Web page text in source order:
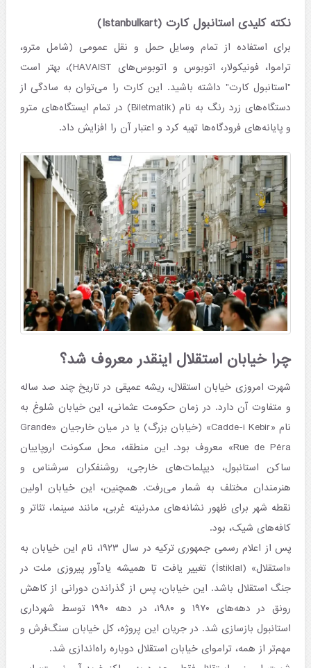
نکته کلیدی استانبول کارت (Istanbulkart)
برای استفاده از تمام وسایل حمل و نقل عمومی (شامل مترو،
تراموا، فونیکولار، اتوبوس و اتوبوس‌های HAVAIST)، بهتر است
"استانبول کارت" داشته باشید. این کارت را می‌توان به سادگی از
دستگاه‌های زرد رنگ به نام (Biletmatik) در تمام ایستگاه‌های مترو
و پایانه‌های فرودگاه‌ها تهیه کرد و اعتبار آن را افزایش داد.
چرا خیابان استقلال اینقدر معروف شد؟
شهرت امروزی خیابان استقلال، ریشه عمیقی در تاریخ چند صد ساله
و متفاوت آن دارد. در زمان حکومت عثمانی، این خیابان شلوغ به
نام «Cadde-i Kebir» (خیابان بزرگ) یا در میان خارجیان «Grande
Rue de Péra» معروف بود. این منطقه، محل سکونت اروپاییان
ساکن استانبول، دیپلمات‌های خارجی، روشنفکران سرشناس و
هنرمندان مختلف به شمار می‌رفت. همچنین، این خیابان اولین
نقطه شهر برای ظهور نشانه‌های مدرنیته غربی، مانند سینما، تئاتر و
کافه‌های شیک، بود.
پس از اعلام رسمی جمهوری ترکیه در سال ۱۹۲۳، نام این خیابان به
«استقلال» (İstiklal) تغییر یافت تا همیشه یادآور پیروزی ملت در
جنگ استقلال باشد. این خیابان، پس از گذراندن دورانی از کاهش
رونق در دهه‌های ۱۹۷۰ و ۱۹۸۰، در دهه ۱۹۹۰ توسط شهرداری
استانبول بازسازی شد. در جریان این پروژه، کل خیابان سنگ‌فرش و
مهم‌تر از همه، تراموای خیابان استقلال دوباره راه‌اندازی شد.